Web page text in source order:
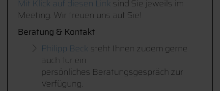
Mit Klick auf diesen Link sind Sie jeweils im
Meeting. Wir freuen uns auf Sie!
Beratung & Kontakt
Philipp Beck steht Ihnen zudem gerne
auch für ein
persönliches Beratungsgespräch zur
Verfügung.